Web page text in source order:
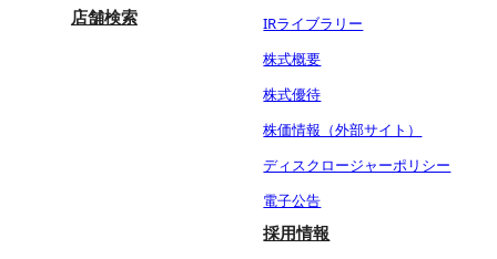
店舗検索
IRライブラリー
株式概要
株式優待
株価情報（外部サイト）
ディスクロージャーポリシー
電子公告
採用情報